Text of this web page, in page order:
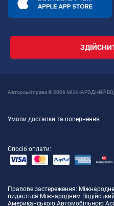
Авторські права © 2026 МІЖНАРОДНИЙ
Умови доставки та повернення
Спосіб оплати:
Правове застереження:
видається Міжнародним
Американською Автомобільною